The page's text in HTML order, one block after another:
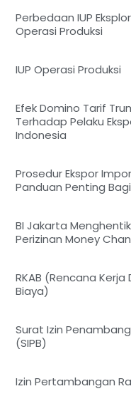
Perbedaan IUP
Operasi Produksi
IUP Operasi Produksi
Efek Domino Tarif
Terhadap Pelaku
Indonesia
Prosedur Ekspor
Panduan Penting
BI Jakarta
Perizinan Money
RKAB (Rencana
Biaya)
Surat Izin
(SIPB)
Izin Pertambangan